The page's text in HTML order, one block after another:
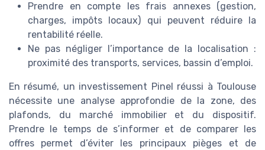
Prendre en compte les frais annexes (gestion,
charges, impôts locaux) qui peuvent réduire la
rentabilité réelle.
Ne pas négliger l’importance de la localisation :
proximité des transports, services, bassin d’emploi.
En résumé, un investissement Pinel réussi à Toulouse
nécessite une analyse approfondie de la zone, des
plafonds, du marché immobilier et du dispositif.
Prendre le temps de s’informer et de comparer les
offres permet d’éviter les principaux pièges et de